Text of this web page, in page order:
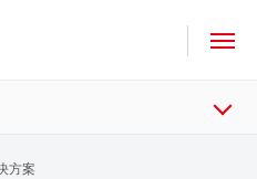
方案